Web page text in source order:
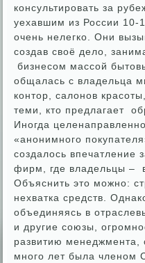
консультировать за
уехавшим из России 10-
очень нелегко. Они
создав своё дело,
бизнесом массой
общалась с владельца
контор, салонов
теми, кто предлагает
Иногда
«анонимного
создалось впечатление
фирм, где владельцы –
Объяснить это можно:
нехватка средств.
объединяясь в
и другие союзы,
развитию менеджмента,
много лет была членом